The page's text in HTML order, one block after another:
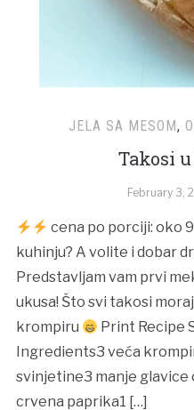
JELA SA MESOM,
Takosi
February 3,
cena po porciji: oko
kuhinju? A volite i dobar
Predstavljam vam prvi
ukusa! Što svi takosi
krompiru
Print Recipe
Ingredients3 veća
svinjetine3 manje glavice
crvena paprika1 […]